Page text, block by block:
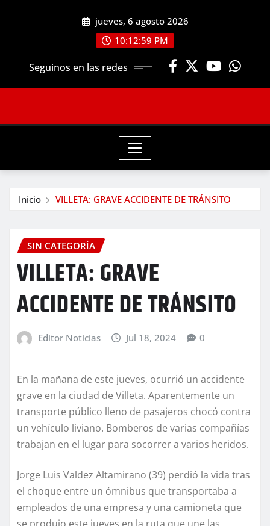
jueves, 6 agosto 2026
10:13:00 PM
Seguinos en las redes
Inicio VILLETA: GRAVE ACCIDENTE DE TRÁNSITO
SIN CATEGORÍA
VILLETA: GRAVE
ACCIDENTE DE TRÁNSITO
Editor Noticias Jul 18, 2024 0
En la mañana de este jueves, ocurrió un accidente
grave en la ciudad de Villeta. Aparentemente un
transporte público lleno de pasajeros chocó contra
un vehículo liviano. Bomberos de varias compañías
trabajan en el lugar para socorrer a varios heridos.
Jorge Luis Valdez Altamirano (39) perdió la vida tras
el choque entre un ómnibus que transportaba a
empleados de una empresa y una camioneta que